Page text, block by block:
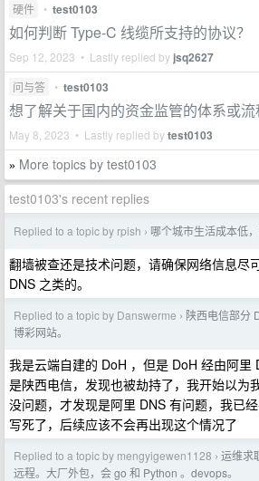
硬件 • test0103
如何判断 Type-C 线缆所支持的协议？
Sep 12, 2023 • Lastly replied by jsq2627
问与答 • test0103
想了解关于国内的资金监管的体系或流
May 8, 2023 • Lastly replied bytest0103
» More topics by test0103
test0103's recent replies
Replied to a topic by rpish › 哪个城市生活成本低
翻墙被查还是技术问题，请确保网络信息尽
DNS 之类的。
Replied to a topic by Danswerme › 陕西电信部分
博彩网站。
我是云端自建的 DoH ，但是 DoH 经由阿里
是陕西电信，发现也被劫持了，我开始以为
没问题，才发现是阿里 DNS 有问题，我已
写死了，后续应该不会再出现这个情况了
Replied to a topic by mengyigewen1128 › 运维求
远程。大厂外包，会 go 和 Python 。devops。